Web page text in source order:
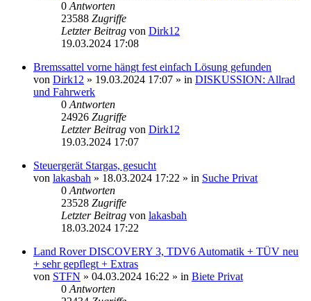
0 Antworten
23588 Zugriffe
Letzter Beitrag von Dirk12
19.03.2024 17:08
Bremssattel vorne hängt fest einfach Lösung gefunden
von Dirk12 » 19.03.2024 17:07 » in DISKUSSION: Allrad
und Fahrwerk
0 Antworten
24926 Zugriffe
Letzter Beitrag von Dirk12
19.03.2024 17:07
Steuergerät Stargas, gesucht
von lakasbah » 18.03.2024 17:22 » in Suche Privat
0 Antworten
23528 Zugriffe
Letzter Beitrag von lakasbah
18.03.2024 17:22
Land Rover DISCOVERY 3, TDV6 Automatik + TÜV neu
+ sehr gepflegt + Extras
von STFN » 04.03.2024 16:22 » in Biete Privat
0 Antworten